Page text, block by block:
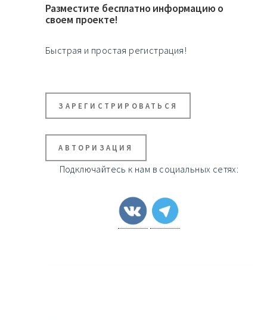
Разместите бесплатно информацию о
своем проекте!
Быстрая и простая регистрация!
ЗАРЕГИСТРИРОВАТЬСЯ
АВТОРИЗАЦИЯ
Подключайтесь к нам в социальных сетях: